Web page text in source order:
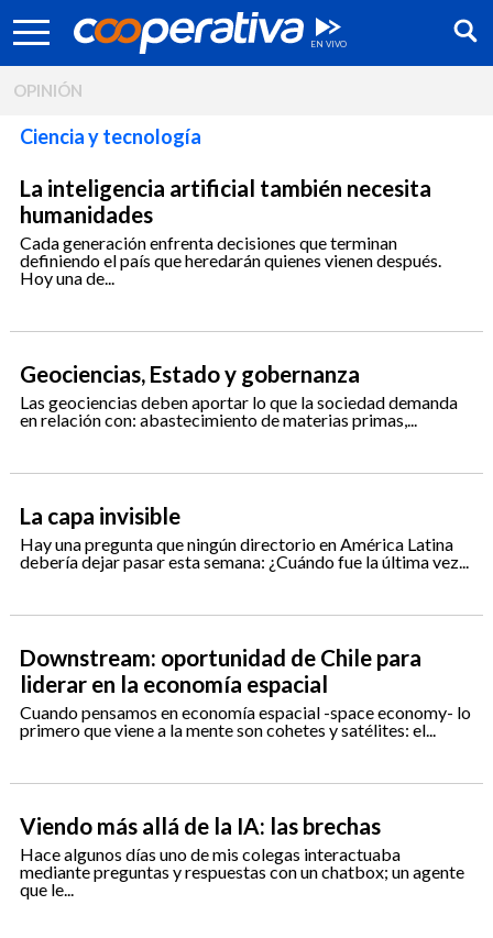
Síguenos:
OPINIÓN
Ciencia y tecnología
La inteligencia artificial también necesita
humanidades
Cada generación enfrenta decisiones que terminan
definiendo el país que heredarán quienes vienen después.
Hoy una de...
Geociencias, Estado y gobernanza
Las geociencias deben aportar lo que la sociedad demanda
en relación con: abastecimiento de materias primas,...
La capa invisible
Hay una pregunta que ningún directorio en América Latina
debería dejar pasar esta semana: ¿Cuándo fue la última vez...
Downstream: oportunidad de Chile para
liderar en la economía espacial
Cuando pensamos en economía espacial -space economy- lo
primero que viene a la mente son cohetes y satélites: el...
Viendo más allá de la IA: las brechas
Hace algunos días uno de mis colegas interactuaba
mediante preguntas y respuestas con un chatbox; un agente
que le...